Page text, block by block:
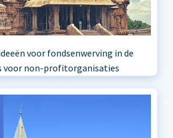
voor fondsenwerving in de
voor non-profitorganisaties